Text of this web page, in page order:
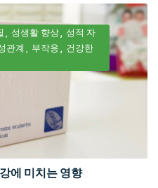
성생활 향상
성적 자
관계 부작용
건강한
에 미치는 영향